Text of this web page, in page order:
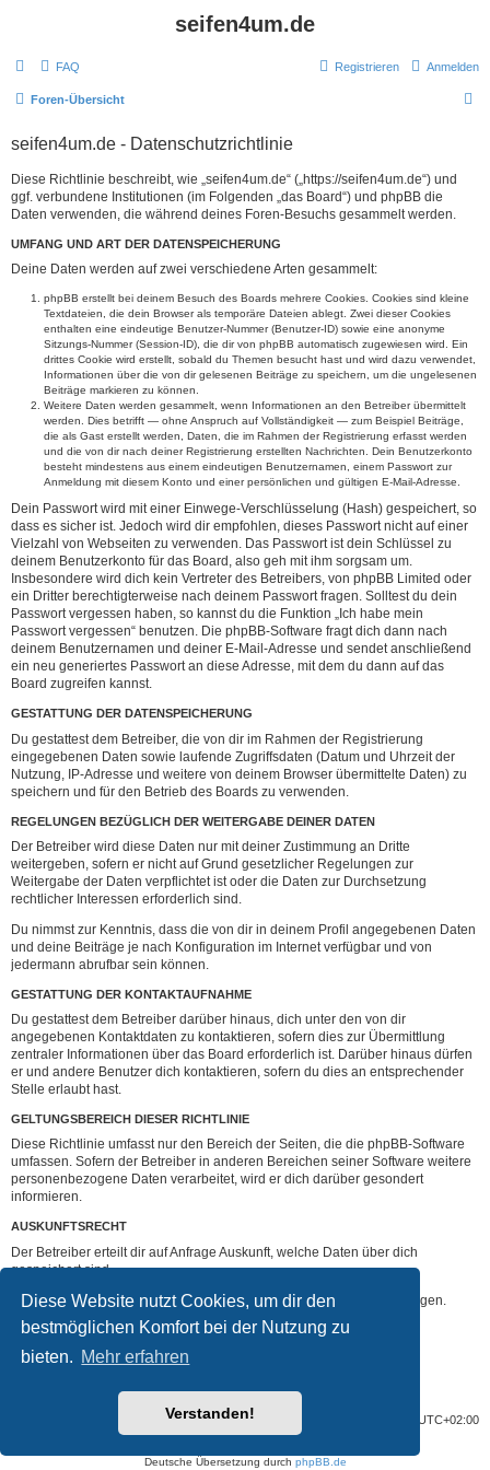
Diese Website nutzt Cookies, um dir den
bestmöglichen Komfort bei der Nutzung zu
bieten. Mehr erfahren
Verstanden!
seifen4um.de
FAQ Anmelden
Registrieren
Foren-Übersicht
seifen4um.de - Datenschutzrichtlinie
Diese Richtlinie beschreibt, wie „seifen4um.de“ („https://seifen4um.de“) und
ggf. verbundene Institutionen (im Folgenden „das Board“) und phpBB die
Daten verwenden, die während deines Foren-Besuchs gesammelt werden.
UMFANG UND ART DER DATENSPEICHERUNG
Deine Daten werden auf zwei verschiedene Arten gesammelt:
phpBB erstellt bei deinem Besuch des Boards mehrere Cookies. Cookies sind kleine
Textdateien, die dein Browser als temporäre Dateien ablegt. Zwei dieser Cookies
enthalten eine eindeutige Benutzer-Nummer (Benutzer-ID) sowie eine anonyme
Sitzungs-Nummer (Session-ID), die dir von phpBB automatisch zugewiesen wird. Ein
drittes Cookie wird erstellt, sobald du Themen besucht hast und wird dazu verwendet,
Informationen über die von dir gelesenen Beiträge zu speichern, um die ungelesenen
Beiträge markieren zu können.
Weitere Daten werden gesammelt, wenn Informationen an den Betreiber übermittelt
werden. Dies betrifft — ohne Anspruch auf Vollständigkeit — zum Beispiel Beiträge,
die als Gast erstellt werden, Daten, die im Rahmen der Registrierung erfasst werden
und die von dir nach deiner Registrierung erstellten Nachrichten. Dein Benutzerkonto
besteht mindestens aus einem eindeutigen Benutzernamen, einem Passwort zur
Anmeldung mit diesem Konto und einer persönlichen und gültigen E-Mail-Adresse.
Dein Passwort wird mit einer Einwege-Verschlüsselung (Hash) gespeichert, so
dass es sicher ist. Jedoch wird dir empfohlen, dieses Passwort nicht auf einer
Vielzahl von Webseiten zu verwenden. Das Passwort ist dein Schlüssel zu
deinem Benutzerkonto für das Board, also geh mit ihm sorgsam um.
Insbesondere wird dich kein Vertreter des Betreibers, von phpBB Limited oder
ein Dritter berechtigterweise nach deinem Passwort fragen. Solltest du dein
Passwort vergessen haben, so kannst du die Funktion „Ich habe mein
Passwort vergessen“ benutzen. Die phpBB-Software fragt dich dann nach
deinem Benutzernamen und deiner E-Mail-Adresse und sendet anschließend
ein neu generiertes Passwort an diese Adresse, mit dem du dann auf das
Board zugreifen kannst.
GESTATTUNG DER DATENSPEICHERUNG
Du gestattest dem Betreiber, die von dir im Rahmen der Registrierung
eingegebenen Daten sowie laufende Zugriffsdaten (Datum und Uhrzeit der
Nutzung, IP-Adresse und weitere von deinem Browser übermittelte Daten) zu
speichern und für den Betrieb des Boards zu verwenden.
REGELUNGEN BEZÜGLICH DER WEITERGABE DEINER DATEN
Der Betreiber wird diese Daten nur mit deiner Zustimmung an Dritte
weitergeben, sofern er nicht auf Grund gesetzlicher Regelungen zur
Weitergabe der Daten verpflichtet ist oder die Daten zur Durchsetzung
rechtlicher Interessen erforderlich sind.
Du nimmst zur Kenntnis, dass die von dir in deinem Profil angegebenen Daten
und deine Beiträge je nach Konfiguration im Internet verfügbar und von
jedermann abrufbar sein können.
GESTATTUNG DER KONTAKTAUFNAHME
Du gestattest dem Betreiber darüber hinaus, dich unter den von dir
angegebenen Kontaktdaten zu kontaktieren, sofern dies zur Übermittlung
zentraler Informationen über das Board erforderlich ist. Darüber hinaus dürfen
er und andere Benutzer dich kontaktieren, sofern du dies an entsprechender
Stelle erlaubt hast.
GELTUNGSBEREICH DIESER RICHTLINIE
Diese Richtlinie umfasst nur den Bereich der Seiten, die die phpBB-Software
umfassen. Sofern der Betreiber in anderen Bereichen seiner Software weitere
personenbezogene Daten verarbeitet, wird er dich darüber gesondert
informieren.
AUSKUNFTSRECHT
Der Betreiber erteilt dir auf Anfrage Auskunft, welche Daten über dich
gespeichert sind.
Du kannst jederzeit die Löschung bzw. Sperrung deiner Daten verlangen.
Kontaktiere hierzu bitte den Betreiber.
Zurück zur Anmeldemaske
UTC+02:00
Deutsche Übersetzung durch phpBB.de